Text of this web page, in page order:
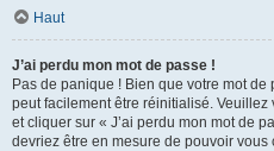
Haut
J’ai perdu mon mot de passe !
Pas de panique ! Bien que votre mot de
peut facilement être réinitialisé.
et cliquer sur « J’ai perdu mon mot de
devriez être en mesure de pouvoir